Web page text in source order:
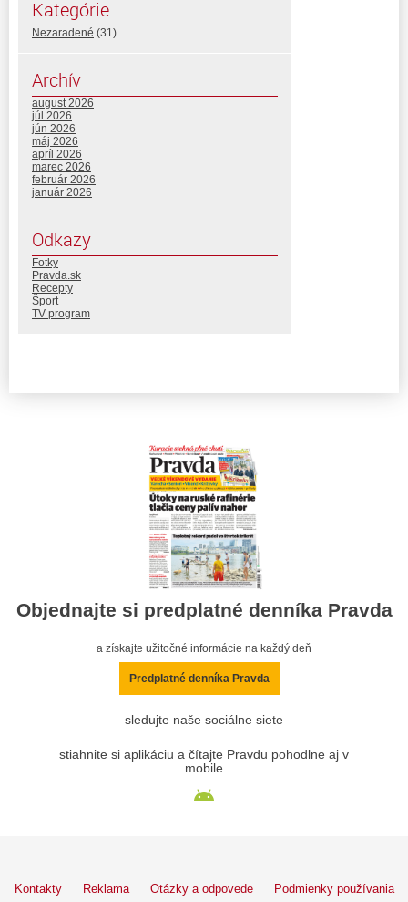
Kategórie
Nezaradené (31)
Archív
august 2026
júl 2026
jún 2026
máj 2026
apríl 2026
marec 2026
február 2026
január 2026
Odkazy
Fotky
Pravda.sk
Recepty
Šport
TV program
Objednajte si predplatné denníka Pravda
a získajte užitočné informácie na každý deň
Predplatné denníka Pravda
sledujte naše sociálne siete
stiahnite si aplikáciu a čítajte Pravdu pohodlne aj v
mobile
Kontakty Reklama Otázky a odpovede Podmienky používania